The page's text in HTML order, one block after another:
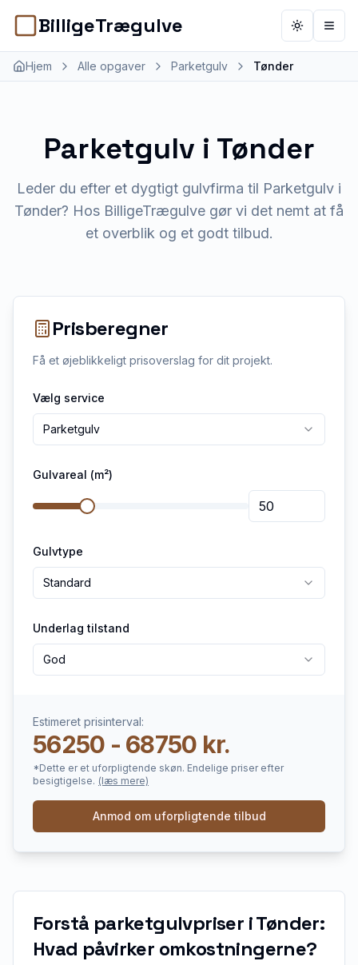
BilligeTrægulve ToggleÅbn
Hjem Alle opgaver Parketgulv Tønder
Parketgulv i Tønder
Leder du efter et dygtigt gulvfirma til Parketgulv i
Tønder? Hos BilligeTrægulve gør vi det nemt at få
et overblik og et godt tilbud.
Prisberegner
Få et øjeblikkeligt prisoverslag for dit projekt.
Vælg service
Parketgulv
Gulvareal (m²)
Gulvtype
Standard
Underlag tilstand
God
Estimeret prisinterval:
56250 - 68750 kr.
*Dette er et uforpligtende skøn. Endelige priser efter
besigtigelse. (læs mere)
Anmod om uforpligtende tilbud
Forstå parketgulvpriser i Tønder:
Hvad påvirker omkostningerne?